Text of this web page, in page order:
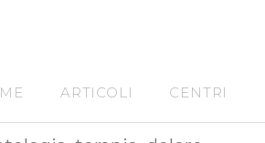
ARTICOLI CENTRI